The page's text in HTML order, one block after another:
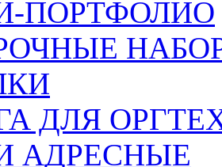
ПОРТФОЛИО
ДЛЯ
АДРЕСНЫЕ